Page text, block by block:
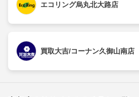
エコリング烏丸北大路店
買取大吉/コーナン久御山南店